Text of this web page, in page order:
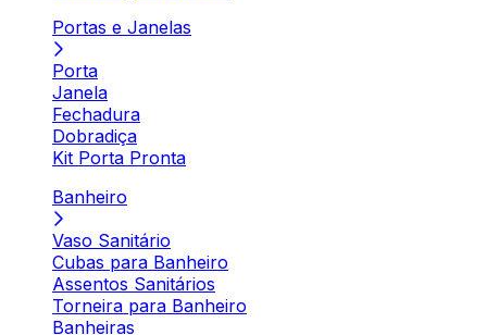
Portas e Janelas
Porta
Janela
Fechadura
Dobradiça
Kit Porta Pronta
Banheiro
Vaso Sanitário
Cubas para Banheiro
Assentos Sanitários
Torneira para Banheiro
Banheiras